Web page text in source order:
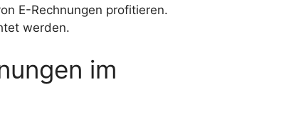
E-Rechnungen profitieren.
werden.
im